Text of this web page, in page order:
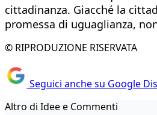
cittadinanza. Giacché la
promessa di uguaglianza,
© RIPRODUZIONE RISERVATA
Seguici anche su Google
Altro di Idee e Commenti